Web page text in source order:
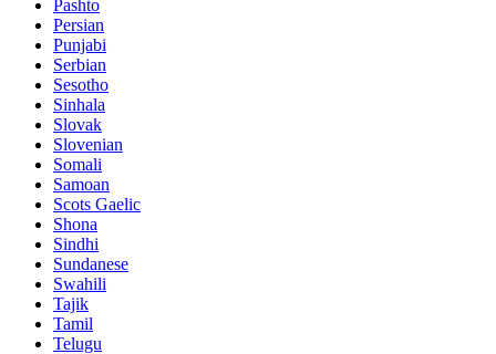
Pashto
Persian
Punjabi
Serbian
Sesotho
Sinhala
Slovak
Slovenian
Somali
Samoan
Scots Gaelic
Shona
Sindhi
Sundanese
Swahili
Tajik
Tamil
Telugu